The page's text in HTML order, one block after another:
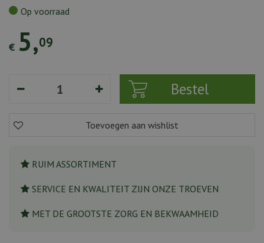
€ 5,09
Op voorraad
RUIM ASSORTIMENT
SERVICE EN KWALITEIT ZIJN ONZE TROEVEN
MET DE GROOTSTE ZORG EN BEKWAAMHEID